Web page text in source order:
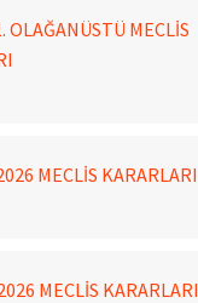
OLAĞANÜSTÜ MECLİS
MECLİS KARARLARI
MECLİS KARARLARI